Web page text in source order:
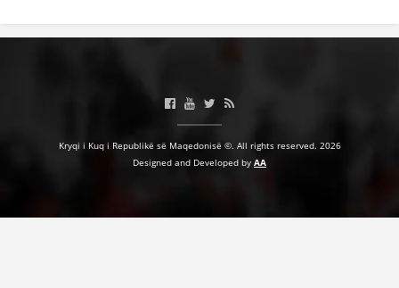
Kryqi i Kuq i Republikë së Maqedonisë ©. All rights reserved. 2026
Designed and Developed by AA